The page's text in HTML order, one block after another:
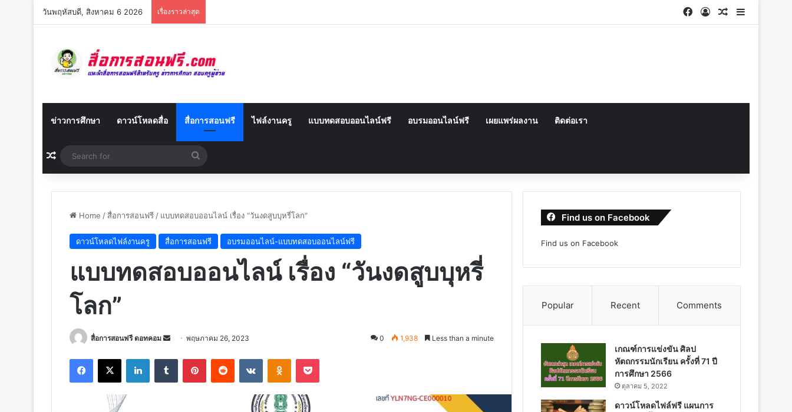
วันพฤหัสบดี, สิงหาคม 6 2026 เรื่องราวล่าสุด Facebook
Log InRandom
Sidebar
ข่าวการศึกษา ดาวน์โหลดสื่อ สื่อการสอนฟรี ไฟล์งานครู แบบทดสอบออนไลน์ฟรี อบรมออนไลน์ฟรี เผยแพร่ผลงาน ติดต่อเรา
Random Article
for
Home / สื่อการสอนฟรี / แบบทดสอบออนไลน์ เรื่อง “วันงดสูบบุหรี่โลก”
ดาวน์โหลดไฟล์งานครู สื่อการสอนฟรี อบรมออนไลน์-แบบทดสอบออนไลน์ฟรี
แบบทดสอบออนไลน์ เรื่อง “วันงดสูบบุหรี่
โลก”
สื่อการสอนฟรี ดอทคอม
Sendพฤษภาคม 26, 2023 0 1,938 Less than a minute
Facebook
X LinkedInTumblr PinterestReddit VKontakteOdnoklassniki
Pocket
Find us on Facebook
Find us on Facebook
Popular Recent Comments
เกณฑ์การแข่งขัน ศิลป
หัตถกรรมนักเรียน ครั้งที่ 71 ปี
การศึกษา 2566
ตุลาคม 5, 2022
ดาวน์โหลดไฟล์ฟรี แผนการ